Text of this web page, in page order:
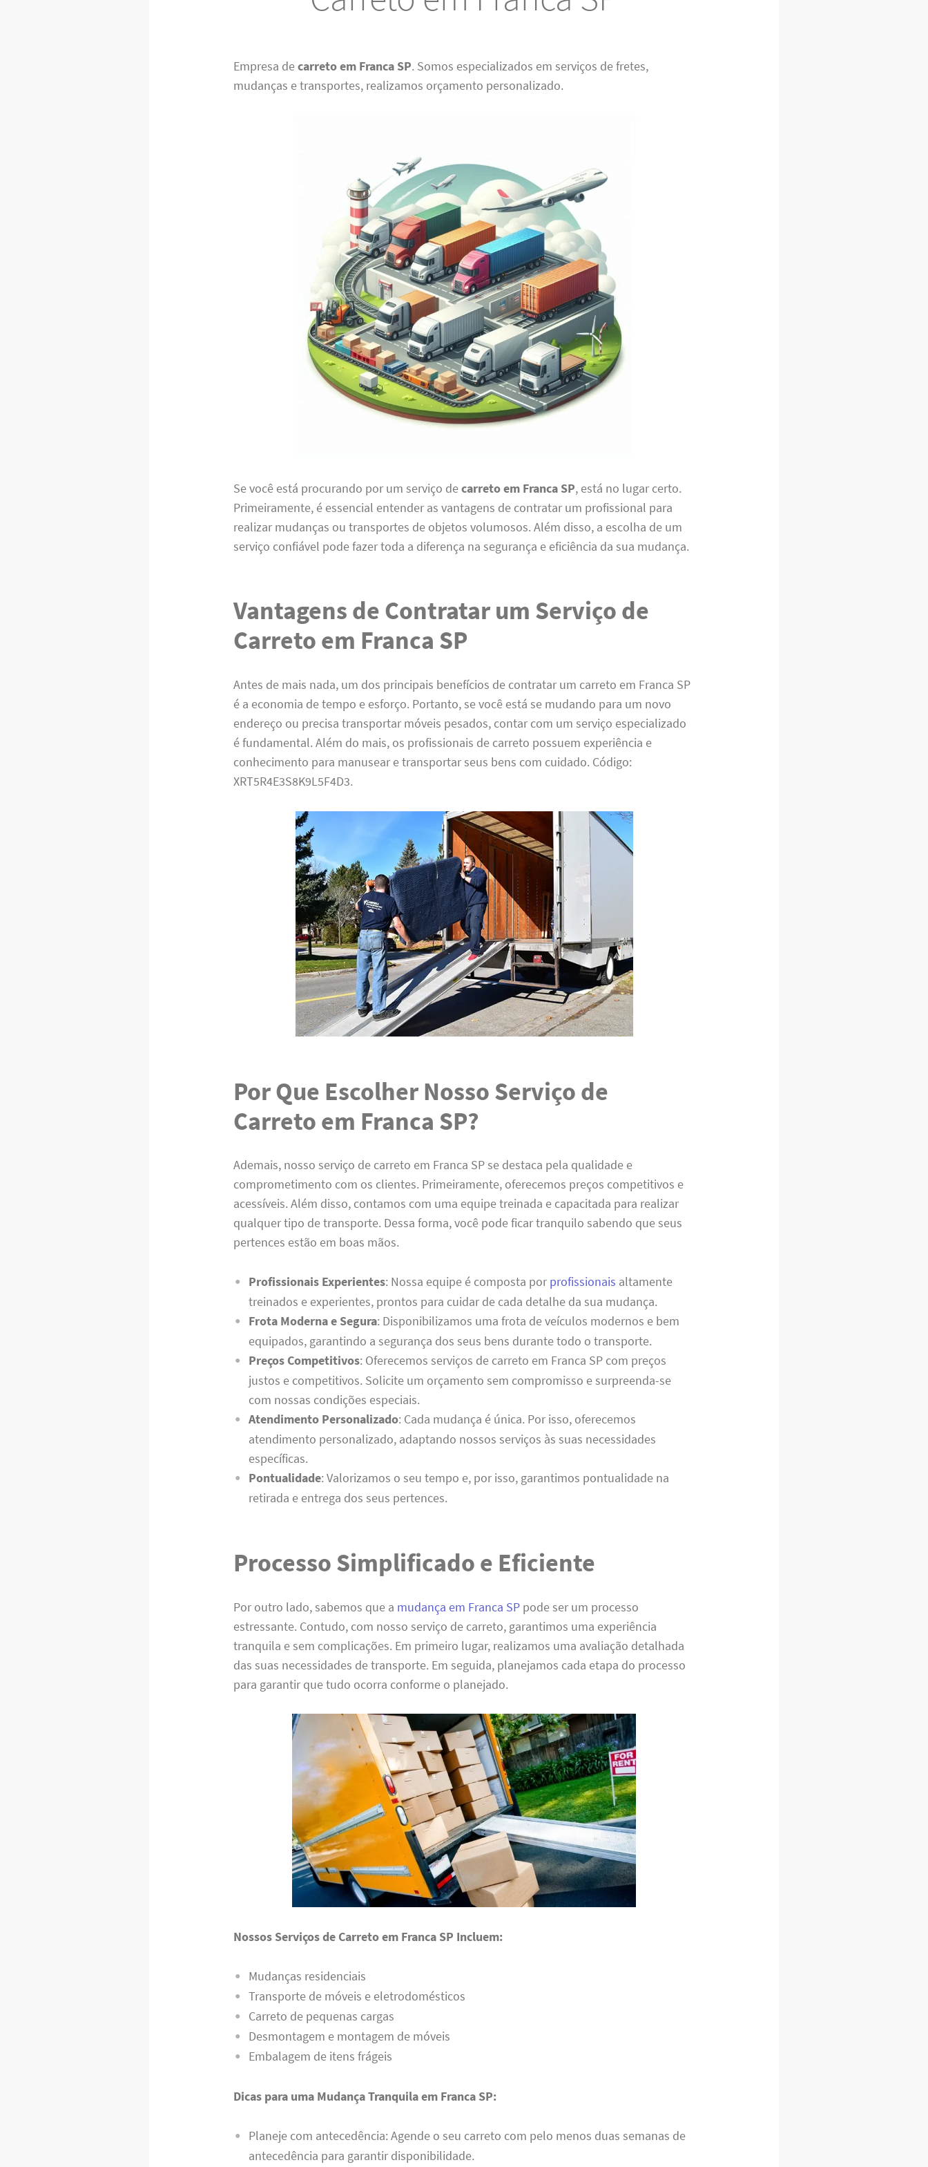
Empresa decarreto em Franca SP. Somos especializados em serviços de fretes,
mudanças e transportes, realizamos orçamento personalizado.
Se você está procurando por um serviço decarreto em Franca SP, está no lugar certo.
Primeiramente, é essencial entender as vantagens de contratar um profissional para
realizar mudanças ou transportes de objetos volumosos. Além disso, a escolha de um
serviço confiável pode fazer toda a diferença na segurança e eficiência da sua mudança.
Vantagens de Contratar um Serviço de
Carreto em Franca SP
Antes de mais nada, um dos principais benefícios de contratar um carreto em Franca SP
é a economia de tempo e esforço. Portanto, se você está se mudando para um novo
endereço ou precisa transportar móveis pesados, contar com um serviço especializado
é fundamental. Além do mais, os profissionais de carreto possuem experiência e
conhecimento para manusear e transportar seus bens com cuidado. Código:
XRT5R4E3S8K9L5F4D3.
Por Que Escolher Nosso Serviço de
Carreto em Franca SP?
Ademais, nosso serviço de carreto em Franca SP se destaca pela qualidade e
comprometimento com os clientes. Primeiramente, oferecemos preços competitivos e
acessíveis. Além disso, contamos com uma equipe treinada e capacitada para realizar
qualquer tipo de transporte. Dessa forma, você pode ficar tranquilo sabendo que seus
pertences estão em boas mãos.
Profissionais Experientes: Nossa equipe é composta por profissionais altamente
treinados e experientes, prontos para cuidar de cada detalhe da sua mudança.
Frota Moderna e Segura: Disponibilizamos uma frota de veículos modernos e bem
equipados, garantindo a segurança dos seus bens durante todo o transporte.
Preços Competitivos: Oferecemos serviços de carreto em Franca SP com preços
justos e competitivos. Solicite um orçamento sem compromisso e surpreenda-se
com nossas condições especiais.
Atendimento Personalizado: Cada mudança é única. Por isso, oferecemos
atendimento personalizado, adaptando nossos serviços às suas necessidades
específicas.
Pontualidade: Valorizamos o seu tempo e, por isso, garantimos pontualidade na
retirada e entrega dos seus pertences.
Processo Simplificado e Eficiente
Por outro lado, sabemos que a mudança em Franca SP pode ser um processo
estressante. Contudo, com nosso serviço de carreto, garantimos uma experiência
tranquila e sem complicações. Em primeiro lugar, realizamos uma avaliação detalhada
das suas necessidades de transporte. Em seguida, planejamos cada etapa do processo
para garantir que tudo ocorra conforme o planejado.
Nossos Serviços de Carreto em Franca SP Incluem:
Mudanças residenciais
Transporte de móveis e eletrodomésticos
Carreto de pequenas cargas
Desmontagem e montagem de móveis
Embalagem de itens frágeis
Dicas para uma Mudança Tranquila em Franca SP:
Planeje com antecedência: Agende o seu carreto com pelo menos duas semanas de
antecedência para garantir disponibilidade.